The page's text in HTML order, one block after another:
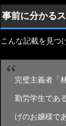
事前に分かる
こんな記載を見つ
完璧主義者「
勤労学生であ
げのお嬢様で